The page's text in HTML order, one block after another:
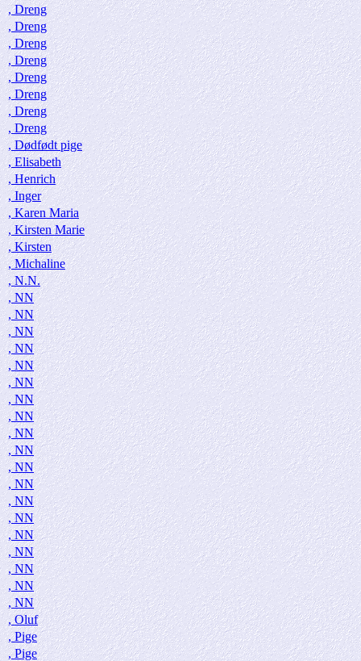
, Dreng
, Dreng
, Dreng
, Dreng
, Dreng
, Dreng
, Dreng
, Dreng
, Dødfødt pige
, Elisabeth
, Henrich
, Inger
, Karen Maria
, Kirsten Marie
, Kirsten
, Michaline
, N.N.
, NN
, NN
, NN
, NN
, NN
, NN
, NN
, NN
, NN
, NN
, NN
, NN
, NN
, NN
, NN
, NN
, NN
, NN
, NN
, Oluf
, Pige
, Pige